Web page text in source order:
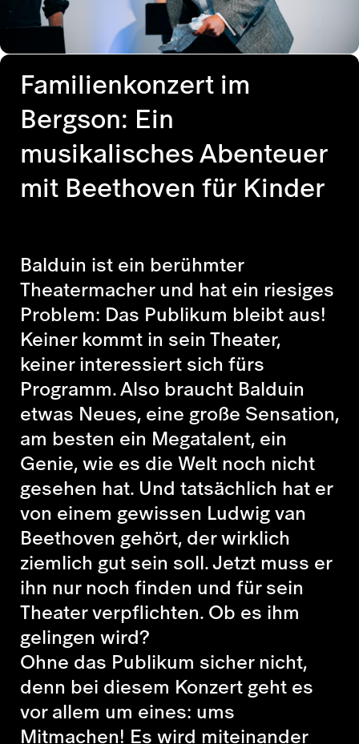
Familienkonzert im
Bergson: Ein
musikalisches Abenteuer
mit Beethoven für Kinder
Balduin ist ein berühmter
Theatermacher und hat ein riesiges
Problem: Das Publikum bleibt aus!
Keiner kommt in sein Theater,
keiner interessiert sich fürs
Programm. Also braucht Balduin
etwas Neues, eine große Sensation,
am besten ein Megatalent, ein
Genie, wie es die Welt noch nicht
gesehen hat. Und tatsächlich hat er
von einem gewissen Ludwig van
Beethoven gehört, der wirklich
ziemlich gut sein soll. Jetzt muss er
ihn nur noch finden und für sein
Theater verpflichten. Ob es ihm
gelingen wird?
Ohne das Publikum sicher nicht,
denn bei diesem Konzert geht es
vor allem um eines: ums
Mitmachen! Es wird miteinander